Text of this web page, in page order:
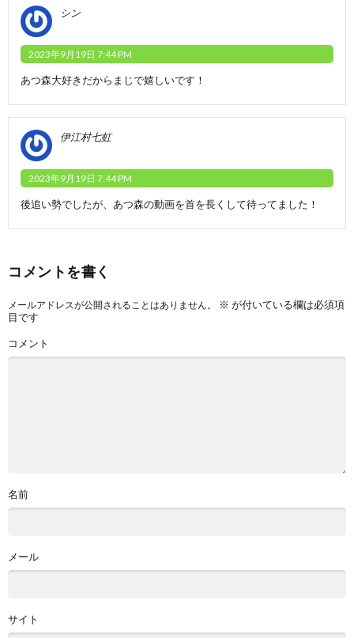
シン
2023年9月19日 7:44 PM
あつ森大好きだからまじで嬉しいです！
伊江村七虹
2023年9月19日 7:44 PM
後追い勢でしたが、あつ森の動画を首を長くして待ってました！
コメントを書く
メールアドレスが公開されることはありません。 ※ が付いている欄は必須項
目です
コメント
名前
メール
サイト